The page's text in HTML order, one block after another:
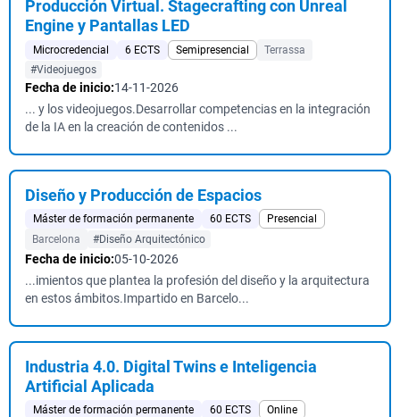
Producción Virtual. Stagecrafting con Unreal
Engine y Pantallas LED
Microcredencial 6 ECTS Semipresencial
Terrassa
#Videojuegos
Fecha de inicio:14-11-2026
... y los videojuegos.Desarrollar competencias en la integración
de la IA en la creación de contenidos ...
Diseño y Producción de Espacios
Máster de formación permanente 60 ECTS
Presencial
Barcelona
#Diseño Arquitectónico
Fecha de inicio:05-10-2026
...imientos que plantea la profesión del diseño y la arquitectura
en estos ámbitos.Impartido en Barcelo...
Industria 4.0. Digital Twins e Inteligencia
Artificial Aplicada
Máster de formación permanente 60 ECTS
Online